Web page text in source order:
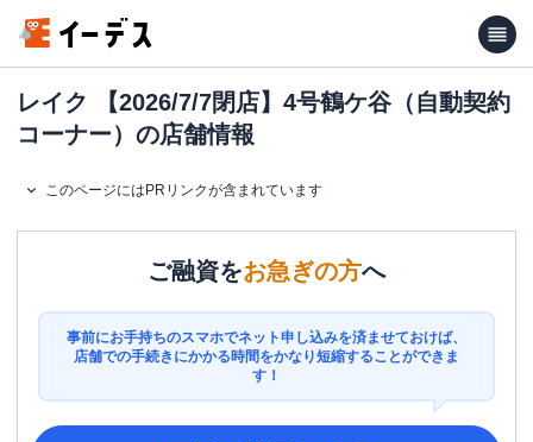
レイク 【2026/7/7閉店】4号鶴ケ谷（自動契約
コーナー）の店舗情報
このページにはPRリンクが含まれています
ご融資をお急ぎの方へ
事前にお手持ちのスマホでネット申し込みを済ませておけば、
店舗での手続きにかかる時間をかなり短縮することができま
す！